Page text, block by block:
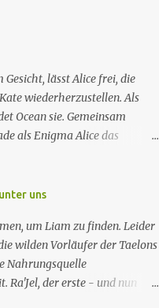
Mitunter geht es
gerne wieder auf Alex
Erinnerungen sie in den
Alex unterdessen über Lex'
um deren Kräfte zu
die Außerirdischen
durch ein ...
lässt Alice frei, die
wiederherzustellen. Als
Ocean sie. Gemeinsam
als Enigma Alice das
Ryan und Luke in einem
treffen auf einen
einen Anwalt, um sie
viele
verwandelt. Ein Opfer
uns
um Liam zu finden. Leider
wilden Vorläufer der Taelons
Nahrungsquelle
der erste - und nun